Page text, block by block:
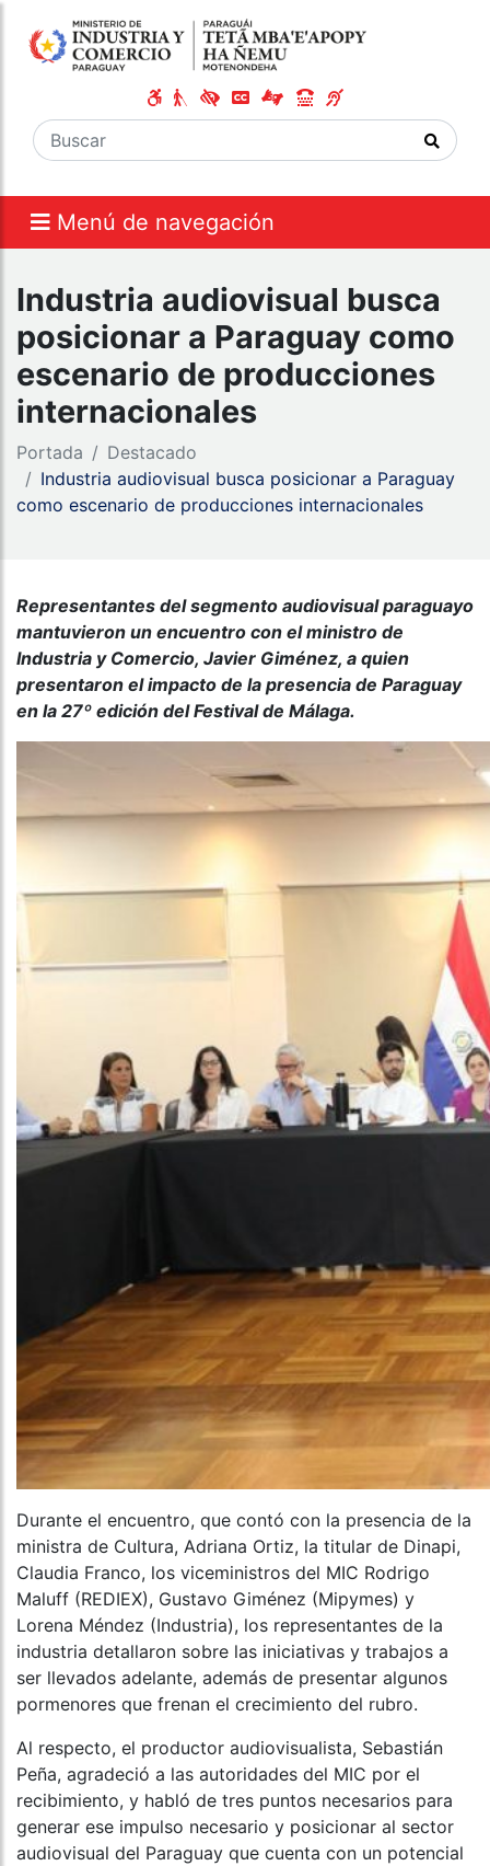
Menú de navegación
Industria audiovisual busca
posicionar a Paraguay como
escenario de producciones
internacionales
Portada
Destacado
Industria audiovisual busca posicionar a Paraguay
como escenario de producciones internacionales
Representantes del segmento audiovisual paraguayo
mantuvieron un encuentro con el ministro de
Industria y Comercio, Javier Giménez, a quien
presentaron el impacto de la presencia de Paraguay
en la 27º edición del Festival de Málaga.
Durante el encuentro, que contó con la presencia de la
ministra de Cultura, Adriana Ortiz, la titular de Dinapi,
Claudia Franco, los viceministros del MIC Rodrigo
Maluff (REDIEX), Gustavo Giménez (Mipymes) y
Lorena Méndez (Industria), los representantes de la
industria detallaron sobre las iniciativas y trabajos a
ser llevados adelante, además de presentar algunos
pormenores que frenan el crecimiento del rubro.
Al respecto, el productor audiovisualista, Sebastián
Peña, agradeció a las autoridades del MIC por el
recibimiento, y habló de tres puntos necesarios para
generar ese impulso necesario y posicionar al sector
audiovisual del Paraguay que cuenta con un potencial